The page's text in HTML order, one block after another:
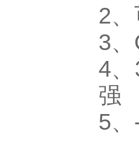
2
3
4
强
5